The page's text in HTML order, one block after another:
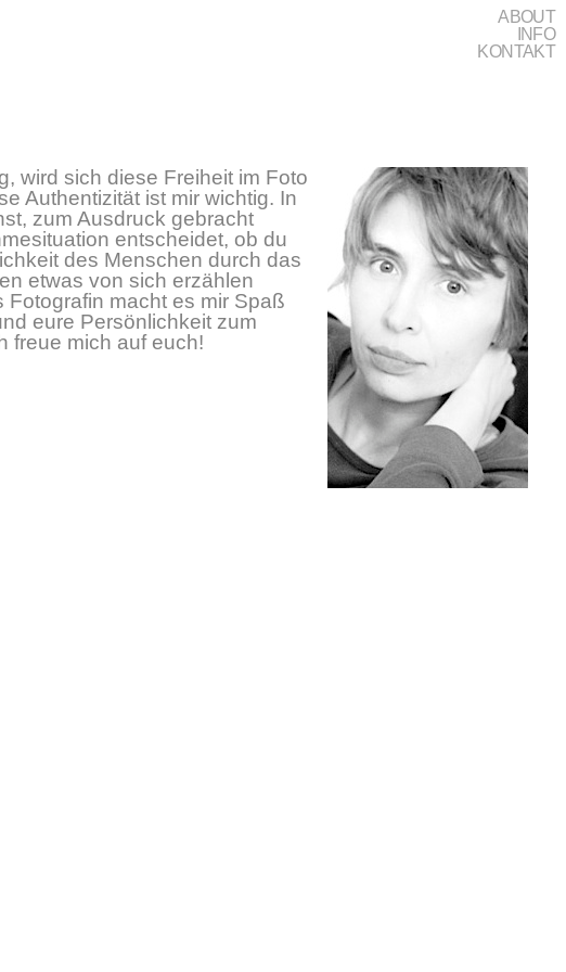
wird sich diese Freiheit im Foto
Authentizität ist mir wichtig. In
zum Ausdruck gebracht
entscheidet, ob du
des Menschen durch das
etwas von sich erzählen
Fotografin macht es mir Spaß
eure Persönlichkeit zum
freue mich auf euch!
ABOUT
INFO
KONTAKT